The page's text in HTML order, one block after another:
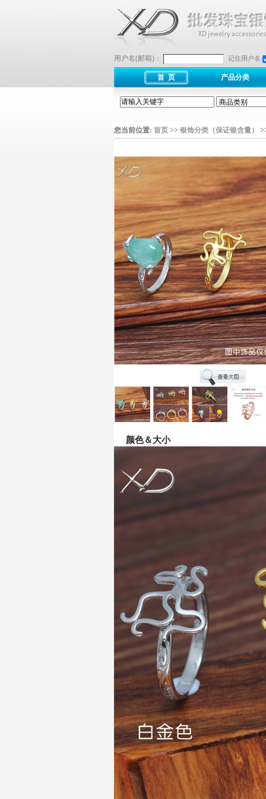
用户名(邮箱)： 记住用户名:
首 页 产品分类
您当前位置: 首页 >> 银饰分类（保证银含量）
颜色＆大小